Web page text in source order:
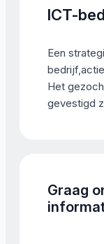
ICT-
Een
Het
gevestigd
Graag